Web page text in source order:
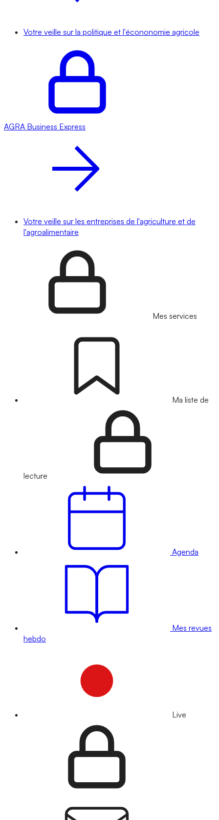
Votre veille sur la politique et l'écononomie agricole
AGRA Business Express
Votre veille sur les entreprises de l'agriculture et de
l'agroalimentaire
Mes services
Ma liste de
lecture
Agenda
Mes revues
hebdo
Live